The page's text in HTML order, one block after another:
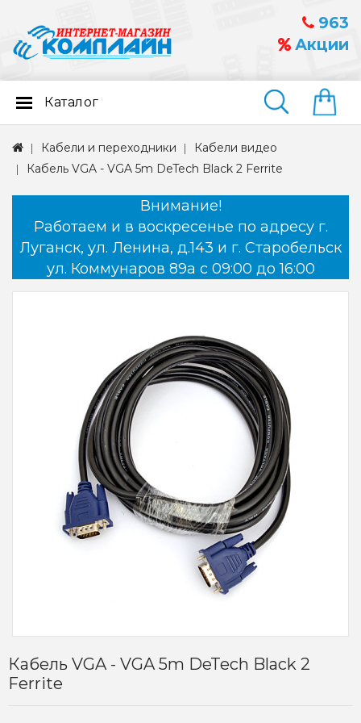
963
Акции
Найти
Каталог
Кабели и переходники
Кабели видео
Кабель VGA - VGA 5m DeTech Black 2 Ferrite
Внимание!
Работаем и в воскресенье по адресу г.
Луганск, ул. Ленина, д.143 и г. Старобельск
ул. Коммунаров 89а с 09:00 до 16:00
Кабель VGA - VGA 5m DeTech Black 2
Ferrite